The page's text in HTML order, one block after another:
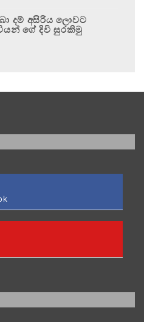
දම් අසිරිය ලොවට
ගේ දිවි සුරකිමු